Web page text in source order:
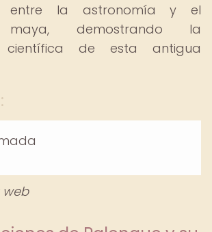
entre la astronomía y el
maya, demostrando la
científica de esta antigua
web